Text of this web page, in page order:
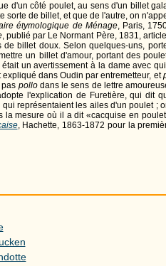
d'un côté poulet, au sens d'un billet
sorte de billet, et que de l'autre, on
étymologique de Ménage, Paris,
, publié par Le Normant Père, 1831,
billet doux. Selon quelques-uns,
un billet d'amour, portant des
un avertissement à la dame avec
dans Oudin par entremetteur, et
pollodans le sens de lettre
l'explication de Furetière, qui dit
représentaient les ailes d'un poulet ;
la mesure où il a dit «cacquise en
, Hachette, 1863-1872 pour la